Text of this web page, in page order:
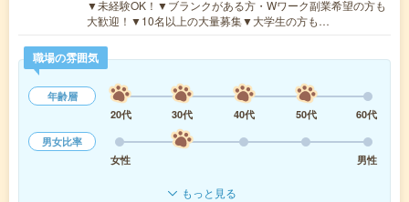
▼未経験OK！▼ブランクがある方・Wワーク副業希望の方も
大歓迎！▼10名以上の大量募集▼大学生の方も…
職場の雰囲気
年齢層
20代
30代 40代 50代
60代
男女比率
女性
男性
もっと見る